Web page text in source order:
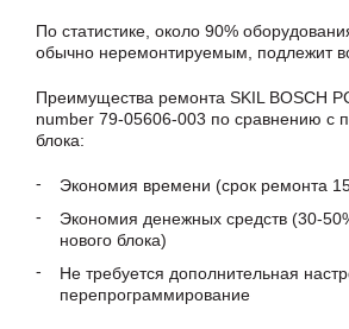
По статистике, около 90%
обычно неремонтируемым, подлежит
Преимущества ремонта SKIL BOSCH
number 79-05606-003 по сравнению с
блока:
Экономия времени (срок ремонта
Экономия денежных средств (30-
нового блока)
Не требуется дополнительная
перепрограммирование